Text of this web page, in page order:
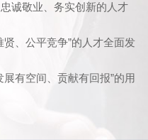
原材料保障
诚敬业、务实创新的人才
、公平竞争”的人才全面发
有空间、贡献有回报”的用